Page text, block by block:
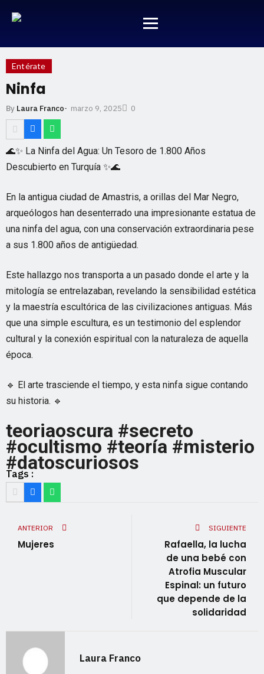
Entérate
Ninfa
By Laura Franco- marzo 9, 2025 0
🌊✨ La Ninfa del Agua: Un Tesoro de 1.800 Años
Descubierto en Turquía ✨🌊
En la antigua ciudad de Amastris, a orillas del Mar Negro,
arqueólogos han desenterrado una impresionante estatua de
una ninfa del agua, con una conservación extraordinaria pese
a sus 1.800 años de antigüedad.
Este hallazgo nos transporta a un pasado donde el arte y la
mitología se entrelazaban, revelando la sensibilidad estética
y la maestría escultórica de las civilizaciones antiguas. Más
que una simple escultura, es un testimonio del esplendor
cultural y la conexión espiritual con la naturaleza de aquella
época.
🔹 El arte trasciende el tiempo, y esta ninfa sigue contando
su historia. 🔹
teoriaoscura #secreto
#ocultismo #teoría #misterio
#datoscuriosos
Tags :
ANTERIOR
Mujeres
SIGUIENTE
Rafaella, la lucha
de una bebé con
Atrofia Muscular
Espinal: un futuro
que depende de la
solidaridad
Laura Franco